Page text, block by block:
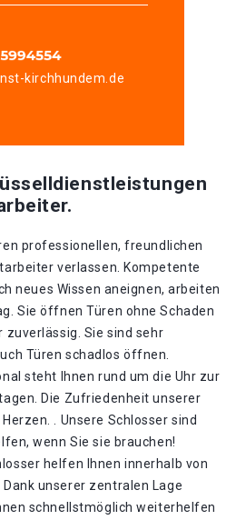
kirchhundem.de
professionellen, freundlichen
verlassen. Kompetente
neues Wissen aneignen, arbeiten
Sie öffnen Türen ohne Schaden
Sie sind sehr
Türen schadlos öffnen.
steht Ihnen rund um die Uhr zur
Die Zufriedenheit unserer
. Unsere Schlosser sind
wenn Sie sie brauchen!
helfen Ihnen innerhalb von
unserer zentralen Lage
schnellstmöglich weiterhelfen